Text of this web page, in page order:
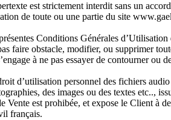
est strictement interdit sans un
de toute ou une partie du site
Conditions Générales
faire obstacle, modifier, ou supprimer
à ne pas essayer de contourner ou
d’utilisation personnel des fichiers
des images ou des textes etc..,
Vente est prohibée, et expose le Client à
français.